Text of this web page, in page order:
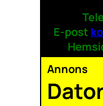
E-post
Annons